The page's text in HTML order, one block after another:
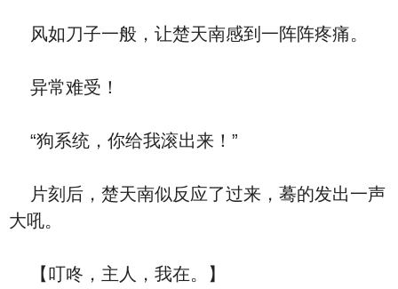
风如刀子一般，让楚天南感到一阵阵疼痛。
异常难受！
“狗系统，你给我滚出来！”
片刻后，楚天南似反应了过来，蓦的发出一声
大吼。
【叮咚，主人，我在。】